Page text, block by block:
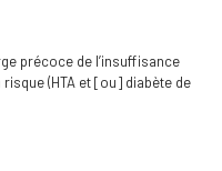
précoce de l’insuffisance
(HTA et [ou] diabète de